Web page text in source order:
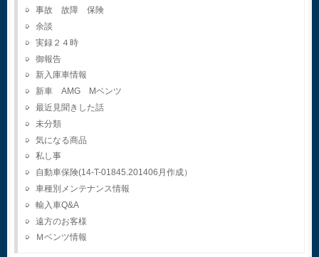
事故 故障 保険
余談
実録２４時
御報告
新入庫車情報
新車 AMG Mベンツ
最近見聞きした話
未分類
気になる商品
私し事
自動車保険(14-T-01845.201406月作成）
車種別メンテナンス情報
輸入車Q&A
遠方のお客様
Ｍベンツ情報